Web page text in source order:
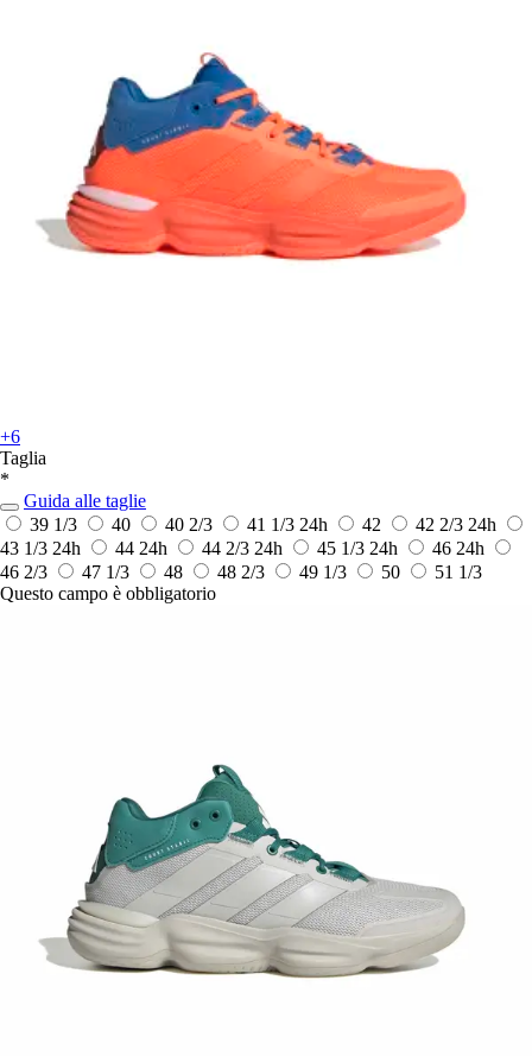
+6
Taglia
*
Guida alle taglie
39 1/3
40 40 2/3 41 1/3 24h 42 42 2/3 24h
43 1/3 24h 44 24h 44 2/3 24h 45 1/3 24h 46 24h
46 2/3
47 1/3 48 48 2/3 49 1/3 50
51 1/3
Questo campo è obbligatorio